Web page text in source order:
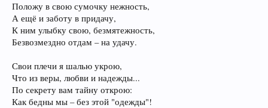
Положу в свою сумочку нежность,
А ещё и заботу в придачу,
К ним улыбку свою, безмятежность,
Безвозмездно отдам – на удачу.
Свои плечи я шалью укрою,
Что из веры, любви и надежды...
По секрету вам тайну открою:
Как бедны мы – без этой "одежды"!